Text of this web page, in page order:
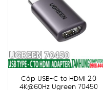
Cáp USB-C to HDMI 2.0
4K@60Hz Ugreen 70450